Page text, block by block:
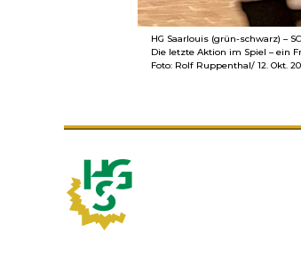
HG Saarlouis (grün-schwarz) –
Die letzte Aktion im Spiel – ein
Foto: Rolf Ruppenthal/ 12. Okt.